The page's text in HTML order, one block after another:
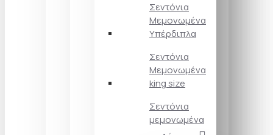
Σεντόνια
Μεμονωμένα
Υπέρδιπλα
Σεντόνια
Μεμονωμένα
king size
Σεντόνια
μεμονωμένα